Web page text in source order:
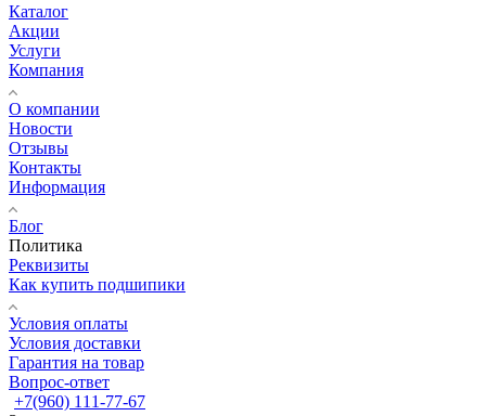
Каталог
Акции
Услуги
Компания
О компании
Новости
Отзывы
Контакты
Информация
Блог
Политика
Реквизиты
Как купить подшипики
Условия оплаты
Условия доставки
Гарантия на товар
Вопрос-ответ
+7(960) 111-77-67